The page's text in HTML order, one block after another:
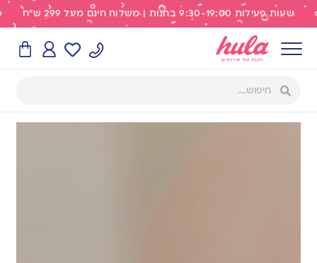
שעות פעילות 9:30-19:00 בחנות | משלוח חינם מעל 299 ש"ח